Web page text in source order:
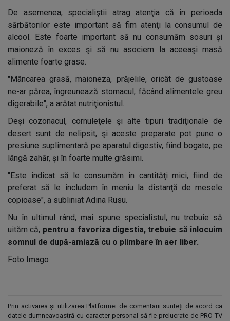
De asemenea, specialiştii atrag atenţia că în perioada
sărbătorilor este important să fim atenţi la consumul de
alcool. Este foarte important să nu consumăm sosuri şi
maioneză în exces şi să nu asociem la aceeaşi masă
alimente foarte grase.
"Mâncarea grasă, maioneza, prăjelile, oricât de gustoase
ne-ar părea, îngreunează stomacul, făcând alimentele greu
digerabile", a arătat nutriţionistul.
Deşi cozonacul, cornuleţele şi alte tipuri tradiţionale de
desert sunt de nelipsit, şi aceste preparate pot pune o
presiune suplimentară pe aparatul digestiv, fiind bogate, pe
lângă zahăr, şi în foarte multe grăsimi.
"Este indicat să le consumăm în cantităţi mici, fiind de
preferat să le includem în meniu la distanţă de mesele
copioase", a subliniat Adina Rusu.
Nu în ultimul rând, mai spune specialistul, nu trebuie să
uităm că, pentru a favoriza digestia, trebuie să înlocuim
somnul de după-amiază cu o plimbare în aer liber.
Foto Imago
Prin activarea și utilizarea Platformei de comentarii sunteți de acord ca
datele dumneavoastră cu caracter personal să fie prelucrate de PRO TV